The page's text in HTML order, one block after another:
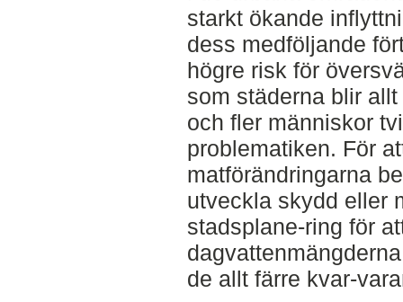
starkt ökande
dess medföljande
högre risk för
som städerna blir
och fler människor
problematiken. För
matförändringarna
utveckla skydd eller
stadsplane-ring för
de allt färre kvar-